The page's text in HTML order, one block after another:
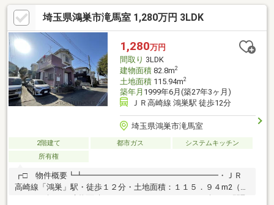
みや契約の催促、突然の訪問等、しつこい営業は一切行いませ
ん。3.契約したら終わりではなくお引き渡し後、お引越し後もお
客様のパートナーであること。4.ウソやおとり広告は一切使いま
せん。(データ更新は迅速に行います。）5.お客様の個人情報は細
心の注意を払って取り扱いします。
埼玉県鴻巣市滝馬室 1,280万円 3LDK
1,280万円
間取り 3LDK
建物面積82.8m2
土地面積115.94m2
築年月 1999年6月(築27年3ヶ月)
ＪＲ高崎線 鴻巣駅 徒歩12分
埼玉県鴻巣市滝馬室
2階建て 都市ガス
システムキッチン
所有権
┏□ 物件概要┗┻━━━━━━━━━━━━━━━━━・ＪＲ
高崎線「鴻巣」駅・徒歩１２分・土地面積：１１５．９４m2（３